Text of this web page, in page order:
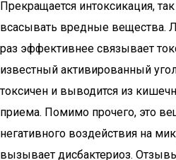
Прекращается интоксикация,
всасывать вредные вещества.
раз эффективнее связывает
известный активированный
токсичен и выводится из
приема. Помимо прочего, это
негативного воздействия на
вызывает дисбактериоз.